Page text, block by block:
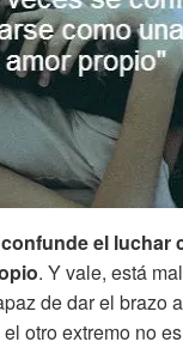
el
. Y vale, está
de dar el brazo
otro extremo no